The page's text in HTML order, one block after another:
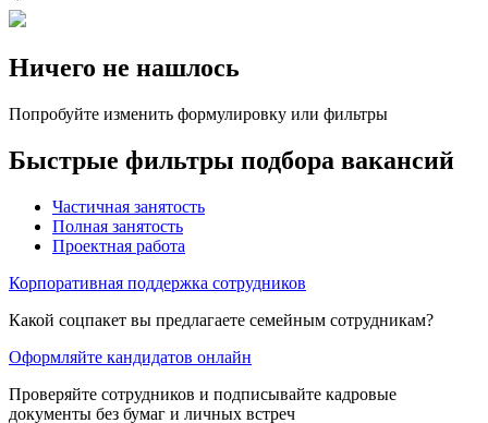
Ничего не нашлось
Попробуйте изменить формулировку или фильтры
Быстрые фильтры подбора вакансий
Частичная занятость
Полная занятость
Проектная работа
Корпоративная поддержка сотрудников
Какой соцпакет вы предлагаете семейным сотрудникам?
Оформляйте кандидатов онлайн
Проверяйте сотрудников и подписывайте кадровые
документы без бумаг и личных встреч